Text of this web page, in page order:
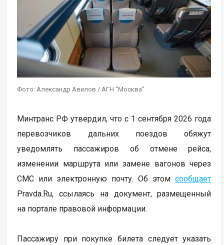
Фото: Александр Авилов / АГН "Москва"
Минтранс РФ утвердил, что с 1 сентября 2026 года
перевозчиков дальних поездов обяжут
уведомлять пассажиров об отмене рейса,
изменении маршрута или замене вагонов через
СМС или электронную почту. Об этомсообщает
Pravda.Ru, ссылаясь на документ, размещенный
на портале правовой информации.
Пассажиру при покупке билета следует указать